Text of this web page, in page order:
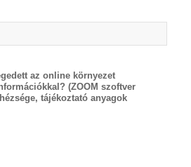
az online környezet
(ZOOM szoftver
tájékoztató anyagok